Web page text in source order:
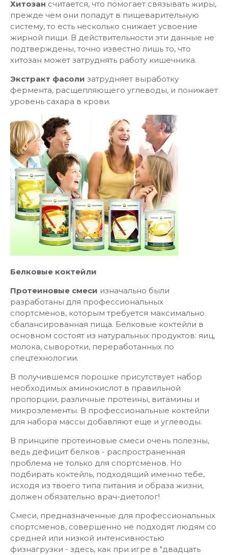
Хитозан считается, что помогает связывать жиры,
прежде чем они попадут в пищеварительную
систему, то есть несколько снижает усвоение
жирной пищи. В действительности эти данные не
подтверждены, точно известно лишь то, что
хитозан может затруднять работу кишечника.
Экстракт фасоли затрудняет выработку
фермента, расщепляющего углеводы, и понижает
уровень сахара в крови.
Белковые коктейли
Протеиновые смеси изначально были
разработаны для профессиональных
спортсменов, которым требуется максимально
сбалансированная пища. Белковые коктейли в
основном состоят из натуральных продуктов: яиц,
молока, сыворотки, переработанных по
спецтехнологии.
В получившемся порошке присутствует набор
необходимых аминокислот в правильной
пропорции, различные протеины, витамины и
микроэлементы. В профессиональные коктейли
для набора массы добавляют еще и углеводы.
В принципе протеиновые смеси очень полезны,
ведь дефицит белков - распространенная
проблема не только для спортсменов. Но
подбирать коктейль, подходящий именно тебе,
исходя из твоего типа питания и образа жизни,
должен обязательно врач-диетолог!
Смеси, предназначенные для профессиональных
спортсменов, совершенно не подходят людям со
средней или низкой интенсивностью
физнагрузки - здесь, как при игре в "двадцать